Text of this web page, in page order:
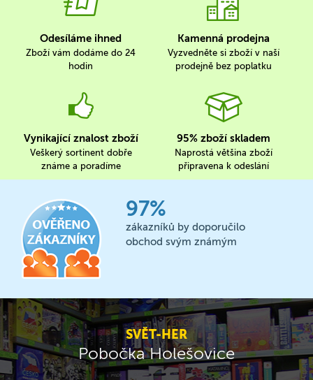
Odesíláme ihned
Zboží vám dodáme do 24
hodin
Kamenná prodejna
Vyzvedněte si zboží v naší
prodejně bez poplatku
Vynikající znalost zboží
Veškerý sortinent dobře
známe a poradíme
95% zboží skladem
Naprostá většina zboží
připravena k odeslání
97%
zákazníků by doporučilo
obchod svým známým
SVĚT-HER
Pobočka Holešovice